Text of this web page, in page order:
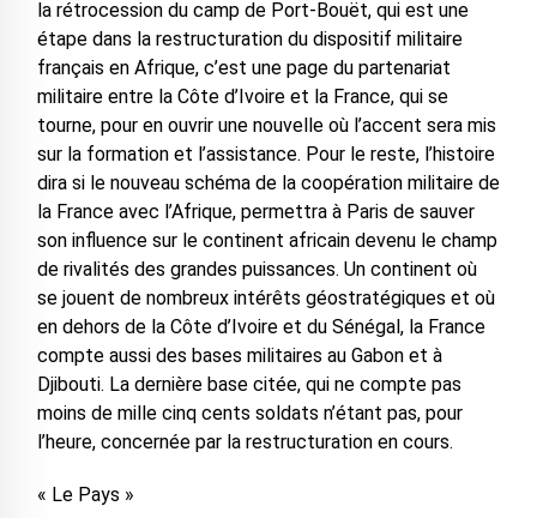
la rétrocession du camp de Port-Bouët, qui est une
étape dans la restructuration du dispositif militaire
français en Afrique, c’est une page du partenariat
militaire entre la Côte d’Ivoire et la France, qui se
tourne, pour en ouvrir une nouvelle où l’accent sera mis
sur la formation et l’assistance. Pour le reste, l’histoire
dira si le nouveau schéma de la coopération militaire de
la France avec l’Afrique, permettra à Paris de sauver
son influence sur le continent africain devenu le champ
de rivalités des grandes puissances. Un continent où
se jouent de nombreux intérêts géostratégiques et où
en dehors de la Côte d’Ivoire et du Sénégal, la France
compte aussi des bases militaires au Gabon et à
Djibouti. La dernière base citée, qui ne compte pas
moins de mille cinq cents soldats n’étant pas, pour
l’heure, concernée par la restructuration en cours.
« Le Pays »